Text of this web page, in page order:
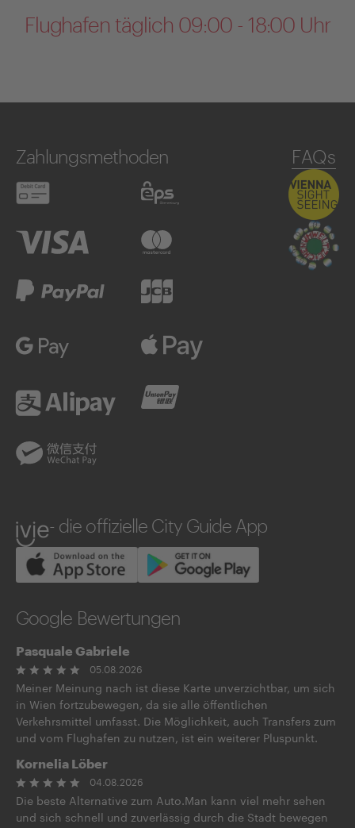
Flughafen täglich 09:00 - 18:00 Uhr
ivie - die offizielle City Guide App
Google Bewertungen
Pasquale Gabriele
05.08.2026
Meiner Meinung nach ist diese Karte unverzichtbar, um sich
in Wien fortzubewegen, da sie alle öffentlichen
Verkehrsmittel umfasst. Die Möglichkeit, auch Transfers zum
und vom Flughafen zu nutzen, ist ein weiterer Pluspunkt.
Kornelia Löber
04.08.2026
Die beste Alternative zum Auto.Man kann viel mehr sehen
und sich schnell und zuverlässig durch die Stadt bewegen
Zahlungsmethoden
Apple Pay
Alipay
FAQs